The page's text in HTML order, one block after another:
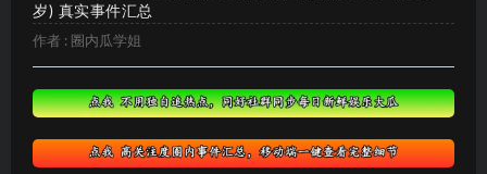
岁) 真实事件汇总
作者 : 圈内瓜学姐